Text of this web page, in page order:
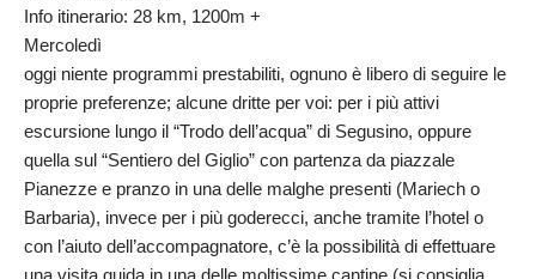
Info itinerario: 28 km, 1200m +
Mercoledì
oggi niente programmi prestabiliti, ognuno è libero di seguire le
proprie preferenze; alcune dritte per voi: per i più attivi
escursione lungo il “Trodo dell’acqua” di Segusino, oppure
quella sul “Sentiero del Giglio” con partenza da piazzale
Pianezze e pranzo in una delle malghe presenti (Mariech o
Barbaria), invece per i più goderecci, anche tramite l’hotel o
con l’aiuto dell’accompagnatore, c’è la possibilità di effettuare